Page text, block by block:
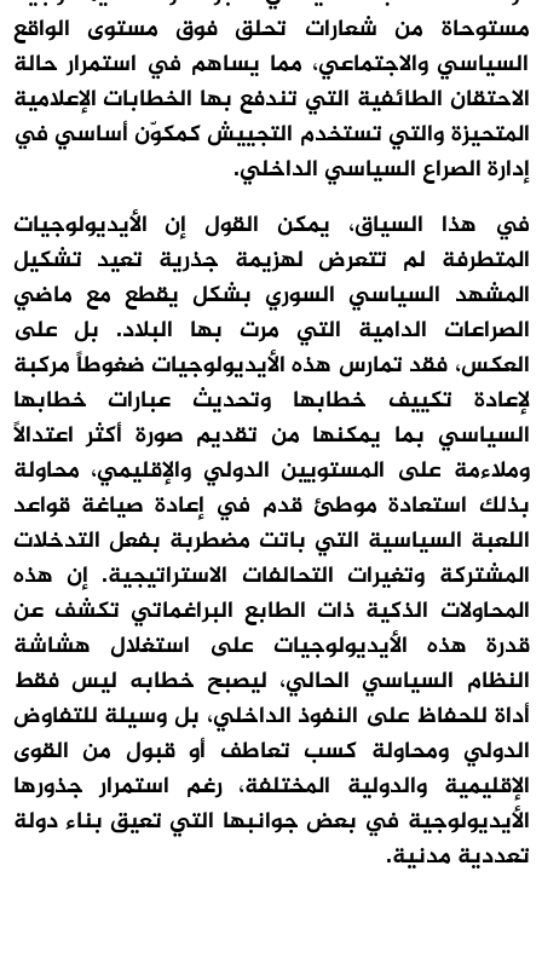
مستوحاة من شعارات تحلق فوق مستوى الواقع
السياسي والاجتماعي، مما يساهم في استمرار حالة
الاحتقان الطائفية التي تندفع بها الخطابات الإعلامية
المتحيزة والتي تستخدم التجييش كمكوّن أساسي في
إدارة الصراع السياسي الداخلي.
في هذا السياق، يمكن القول إن الأيديولوجيات
المتطرفة لم تتعرض لهزيمة جذرية تعيد تشكيل
المشهد السياسي السوري بشكل يقطع مع ماضي
الصراعات الدامية التي مرت بها البلاد. بل على
العكس، فقد تمارس هذه الأيديولوجيات ضغوطاً مركبة
لإعادة تكييف خطابها وتحديث عبارات خطابها
السياسي بما يمكنها من تقديم صورة أكثر اعتدالاً
وملاءمة على المستويين الدولي والإقليمي، محاولة
بذلك استعادة موطئ قدم في إعادة صياغة قواعد
اللعبة السياسية التي باتت مضطربة بفعل التدخلات
المشتركة وتغيرات التحالفات الاستراتيجية. إن هذه
المحاولات الذكية ذات الطابع البراغماتي تكشف عن
قدرة هذه الأيديولوجيات على استغلال هشاشة
النظام السياسي الحالي، ليصبح خطابه ليس فقط
أداة للحفاظ على النفوذ الداخلي، بل وسيلة للتفاوض
الدولي ومحاولة كسب تعاطف أو قبول من القوى
الإقليمية والدولية المختلفة، رغم استمرار جذورها
الأيديولوجية في بعض جوانبها التي تعيق بناء دولة
تعددية مدنية.